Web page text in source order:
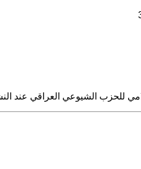
للحزب الشيوعي العراقي عند